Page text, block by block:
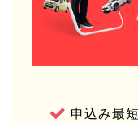
申込み最